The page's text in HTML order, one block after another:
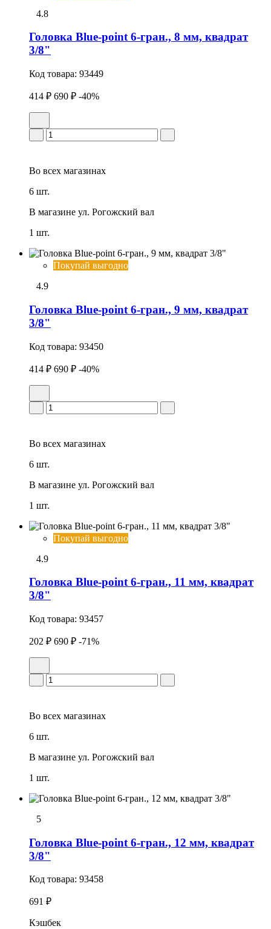
4.8
Головка Blue-point 6-гран., 8 мм, квадрат
3/8"
Код товара: 93449
414 ₽ 690 ₽ -40%
Во всех магазинах
6 шт.
В магазине ул. Рогожский вал
1 шт.
Покупай выгодно
4.9
Головка Blue-point 6-гран., 9 мм, квадрат
3/8"
Код товара: 93450
414 ₽ 690 ₽ -40%
Во всех магазинах
6 шт.
В магазине ул. Рогожский вал
1 шт.
Покупай выгодно
4.9
Головка Blue-point 6-гран., 11 мм, квадрат
3/8"
Код товара: 93457
202 ₽ 690 ₽ -71%
Во всех магазинах
6 шт.
В магазине ул. Рогожский вал
1 шт.
5
Головка Blue-point 6-гран., 12 мм, квадрат
3/8"
Код товара: 93458
691 ₽
Кэшбек